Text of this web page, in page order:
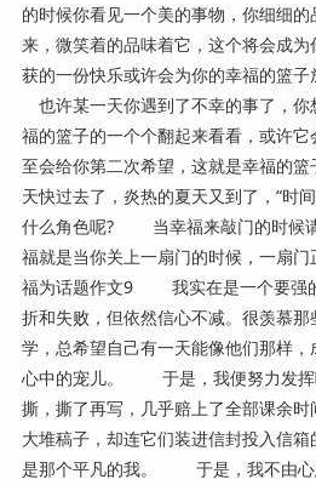
的时候你看见一个美的事物，你细细
来，微笑着的品味着它，这个将会成
获的一份快乐或许会为你的幸福的篮
也许某一天你遇到了不幸的事了，
福的篮子的一个个翻起来看看，或许
至会给你第二次希望，这就是幸福
天快过去了，炎热的夏天又到了，“时
什么角色呢? 当幸福来敲门的时候
福就是当你关上一扇门的时候，一扇
福为话题作文9 我实在是一个要强
折和失败，但依然信心不减。很羡慕
学，总希望自己有一天能像他们那样
心中的宠儿。 于是，我便努力发
撕，撕了再写，几乎赔上了全部课余
大堆稿子，却连它们装进信封投入信
是那个平凡的我。 于是，我不由心